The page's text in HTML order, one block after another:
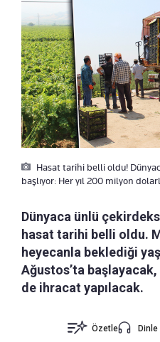
Hasat tarihi belli oldu!
başlıyor: Her yıl 200 milyon
Dünyaca ünlü
hasat tarihi belli oldu.
heyecanla beklediği
Ağustos’ta
de ihracat yapılacak.
Özetle Dinle